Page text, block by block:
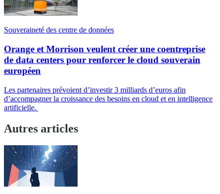
Souveraineté des centre de données
Orange et Morrison veulent créer une coentreprise
de data centers pour renforcer le cloud souverain
européen
Les partenaires prévoient d’investir 3 milliards d’euros afin
d’accompagner la croissance des besoins en cloud et en intelligence
artificielle.
Autres articles